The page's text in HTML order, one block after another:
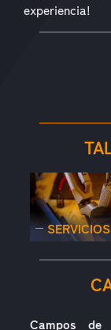
experiencia!
SERVICIOS
Campos de